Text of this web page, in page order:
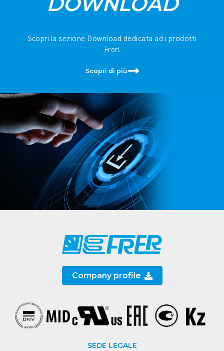
Scopri la sezione Download dedicata ad i prodotti
Frer!
Scopri di più
Company profile
SEDE LEGALE